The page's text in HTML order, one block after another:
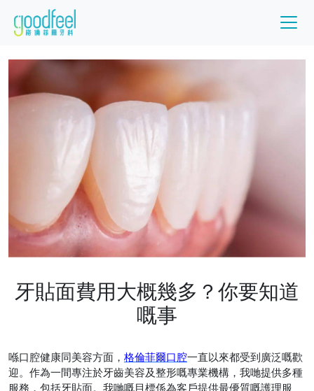
牙貼面費用大概幾多？你要知道
嘅事
喺口腔健康同美容方面， 格倫菲爾口腔一直以來都受到廣泛嘅歡
迎。作為一間專注於牙齒美容及整形嘅專業機構，我哋提供多種
服務，包括牙貼面。我哋嘅目標係為客戶提供最優質嘅護理服